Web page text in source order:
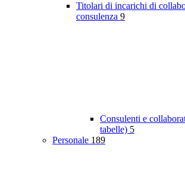
Titolari di incarichi di
consulenza 9
Consulenti e
tabelle) 5
Personale 189